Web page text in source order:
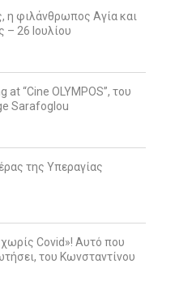
η φιλάνθρωπος Αγία και
– 26 Ιουλίου
“Cine OLYMPOS”, του
Sarafoglou
της Υπεραγίας
Covid»! Αυτό που
του Κωνσταντίνου